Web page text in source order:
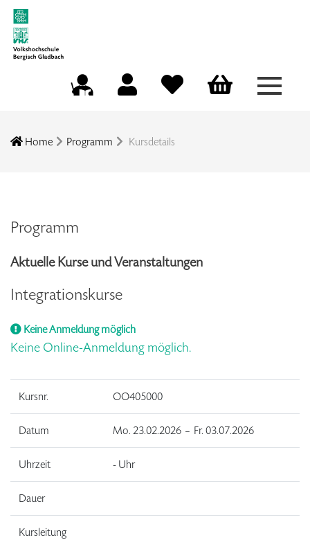
Menü
Home Programm Kursdetails
Programm
Aktuelle Kurse und Veranstaltungen
Integrationskurse
Keine Anmeldung möglich
Keine Online-Anmeldung möglich.
Kursnr. OO405000
Datum Mo. 23.02.2026 – Fr. 03.07.2026
Uhrzeit - Uhr
Dauer
Kursleitung